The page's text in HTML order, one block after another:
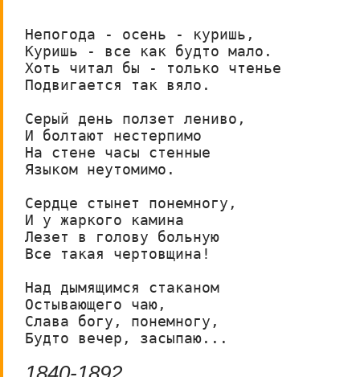
Непогода - осень - куришь,
Куришь - все как будто мало.
Хоть читал бы - только чтенье
Подвигается так вяло.
Серый день ползет лениво,
И болтают нестерпимо
На стене часы стенные
Языком неутомимо.
Сердце стынет понемногу,
И у жаркого камина
Лезет в голову больную
Все такая чертовщина!
Над дымящимся стаканом
Остывающего чаю,
Слава богу, понемногу,
Будто вечер, засыпаю...